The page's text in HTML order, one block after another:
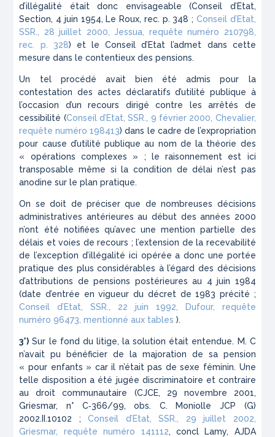
d’illégalité était donc envisageable (Conseil d’Etat,
Section, 4 juin 1954, Le Roux, rec. p. 348 ; Conseil d’Etat,
SSR., 28 juillet 2000, Jessua, requête numéro 210798,
rec. p. 328) et le Conseil d’Etat l’admet dans cette
mesure dans le contentieux des pensions.
Un tel procédé avait bien été admis pour la
contestation des actes déclaratifs d’utilité publique à
l’occasion d’un recours dirigé contre les arrêtés de
cessibilité (Conseil d’Etat, SSR., 9 février 2000, Chevalier,
requête numéro 198413) dans le cadre de l’expropriation
pour cause d’utilité publique au nom de la théorie des
« opérations complexes » ; le raisonnement est ici
transposable même si la condition de délai n’est pas
anodine sur le plan pratique.
On se doit de préciser que de nombreuses décisions
administratives antérieures au début des années 2000
n’ont été notifiées qu’avec une mention partielle des
délais et voies de recours ; l’extension de la recevabilité
de l’exception d’illégalité ici opérée a donc une portée
pratique des plus considérables à l’égard des décisions
d’attributions de pensions postérieures au 4 juin 1984
(date d’entrée en vigueur du décret de 1983 précité ;
Conseil d’Etat, SSR., 22 juin 1992, Dufour, requête
numéro 96473, mentionné aux tables).
3°) Sur le fond du litige, la solution était entendue. M. C
n’avait pu bénéficier de la majoration de sa pension
« pour enfants » car il n’était pas de sexe féminin. Une
telle disposition a été jugée discriminatoire et contraire
au droit communautaire (CJCE, 29 novembre 2001,
Griesmar, n° C‑366/99, obs. C. Moniolle JCP (G)
2002.II.10102 ;Conseil d’Etat, SSR., 29 juillet 2002,
Griesmar, requête numéro 141112, concl Lamy, AJDA